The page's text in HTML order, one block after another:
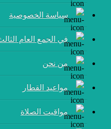
سياسة الخصوصية
من نحن
مواعيد القطار
مواقيت الصلاة